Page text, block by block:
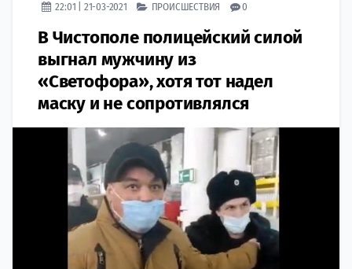
22:01 | 21-03-2021 ПРОИСШЕСТВИЯ 0
В Чистополе полицейский силой
выгнал мужчину из
«Светофора», хотя тот надел
маску и не сопротивлялся